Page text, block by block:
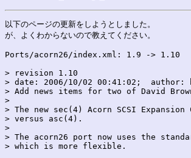
以下のページの更新をしようとしました。
が、よくわからないので教えてください。
Ports/acorn26/index.xml: 1.9 -> 1.10
> revision 1.10
> date: 2006/10/02 00:41:02;
> Add news items for two of David
>
> The new sec(4) Acorn SCSI
> versus asc(4).
>
> The acorn26 port now uses the
> which is more flexible.